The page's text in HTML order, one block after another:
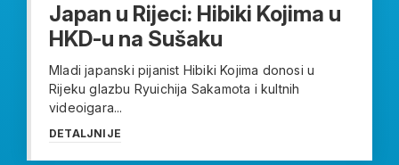
Japan u Rijeci: Hibiki Kojima u
HKD-u na Sušaku
Mladi japanski pijanist Hibiki Kojima donosi u
Rijeku glazbu Ryuichija Sakamota i kultnih
videoigara...
DETALJNIJE